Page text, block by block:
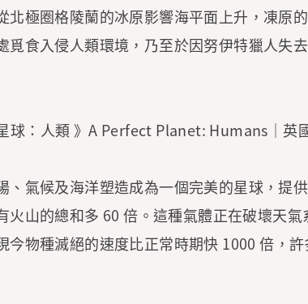
北極圈格陵蘭的冰原影響海平面上升，凍原
覓食入侵人類環境，乃至於因努伊特獵人失
球：人類 》A Perfect Planet: Humans｜英
、氣候及海洋塑造成為一個完美的星球，提
火山的總和多 60 倍。這種氣體正在破壞天
今物種滅絕的速度比正常時期快 1000 倍，